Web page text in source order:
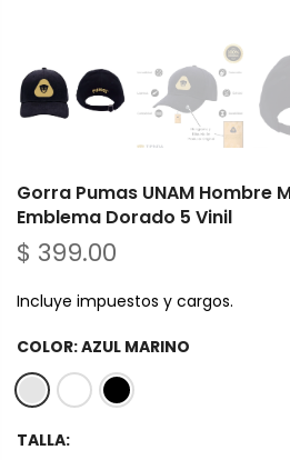
Gorra Pumas UNAM Hombre
Emblema Dorado 5 Vinil
$ 399.00
Incluye impuestos y cargos.
COLOR:AZUL MARINO
TALLA: